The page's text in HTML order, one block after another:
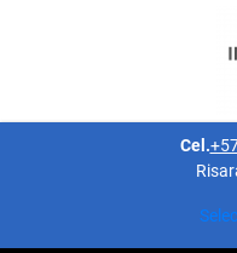
Cel.